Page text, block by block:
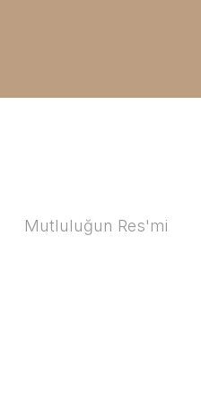
Mutluluğun Res'mi